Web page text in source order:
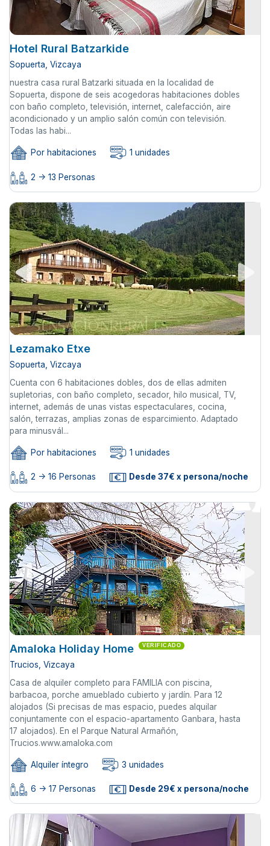
Hotel Rural Batzarkide
Sopuerta, Vizcaya
nuestra casa rural Batzarki situada en la localidad de
Sopuerta, dispone de seis acogedoras habitaciones dobles
con baño completo, televisión, internet, calefacción, aire
acondicionado y un amplio salón común con televisión.
Todas las habi...
Por habitaciones 1 unidades
2 -> 13 Personas
Lezamako Etxe
Sopuerta, Vizcaya
Cuenta con 6 habitaciones dobles, dos de ellas admiten
supletorias, con baño completo, secador, hilo musical, TV,
internet, además de unas vistas espectaculares, cocina,
salón, terrazas, amplias zonas de esparcimiento. Adaptado
para minusvál...
Por habitaciones 1 unidades
2 -> 16 Personas Desde 37€ x persona/noche
Amaloka Holiday Home VERIFICADO
Trucios, Vizcaya
Casa de alquiler completo para FAMILIA con piscina,
barbacoa, porche amueblado cubierto y jardín. Para 12
alojados (Si precisas de mas espacio, puedes alquilar
conjuntamente con el espacio-apartamento Ganbara, hasta
17 alojados). En el Parque Natural Armañón,
Trucios.www.amaloka.com
Alquiler íntegro 3 unidades
6 -> 17 Personas Desde 29€ x persona/noche